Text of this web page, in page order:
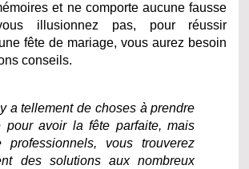
et ne comporte aucune fausse
illusionnez pas, pour réussir
fête de mariage, vous aurez besoin
conseils.
a tellement de choses à prendre
pour avoir la fête parfaite, mais
professionnels, vous trouverez
des solutions aux nombreux